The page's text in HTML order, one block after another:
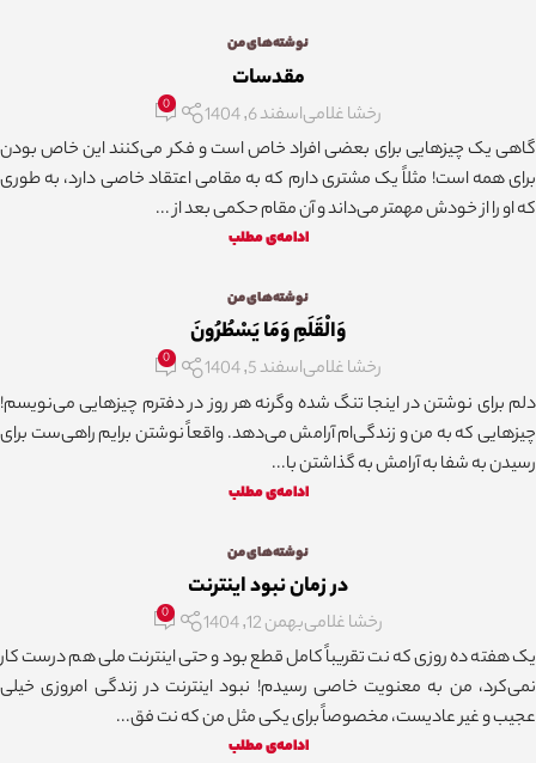
نوشته‌های من
مقدسات
رخشا غلامیاسفند 6, 1404 0
گاهی یک چیزهایی برای بعضی افراد خاص است و فکر می‌کنند این خاص بودن
برای همه است! مثلاً یک مشتری دارم که به مقامی اعتقاد خاصی دارد، به طوری
که او را از خودش مهمتر می‌داند و آن مقام حکمی بعد از ...
ادامه‌ی مطلب
نوشته‌های من
وَالْقَلَمِ وَمَا يَسْطُرُونَ
رخشا غلامیاسفند 5, 1404 0
دلم برای نوشتن در اینجا تنگ شده وگرنه هر روز در دفترم چیزهایی می‌نویسم!
چیزهایی که به من و زندگی‌ام آرامش می‌دهد. واقعاً نوشتن برایم راهی‌ست برای
رسیدن به شفا به آرامش به گذاشتن با...
ادامه‌ی مطلب
نوشته‌های من
در زمان نبود اینترنت
رخشا غلامیبهمن 12, 1404 0
یک هفته ده روزی که نت تقریباً کامل قطع بود و حتی اینترنت ملی هم درست کار
نمی‌کرد، من به معنویت خاصی رسیدم! نبود اینترنت در زندگی امروزی خیلی
عجیب و غیر عادیست، مخصوصاً برای یکی مثل من که نت فق...
ادامه‌ی مطلب